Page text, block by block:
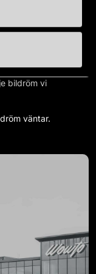
är lika viktig.
som står vid din
Vår resa
som växer för varje
bildröm vi
väntar.